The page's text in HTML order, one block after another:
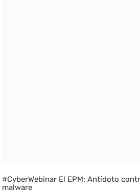
#CyberWebinar El EPM: Antídoto
malware